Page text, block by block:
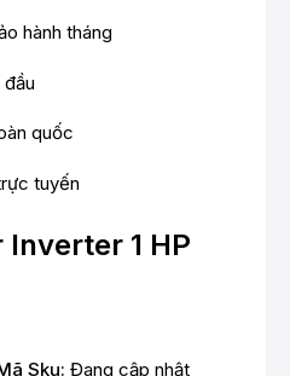
hành tháng
đầu
quốc
tuyến
1 HP
Sku: Đang cập nhật